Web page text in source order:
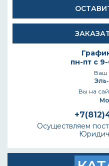
пн-пт с
Ваш
Вы на
Осуществляем